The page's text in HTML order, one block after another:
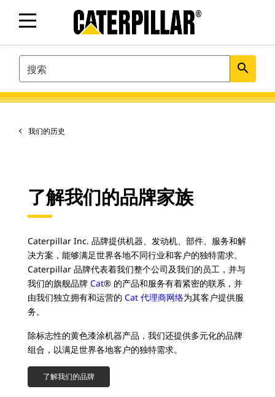
SEARCH search
我们的历史
了解我们的品牌家族
Caterpillar Inc. 品牌提供机器、发动机、部件、服务和解
决方案，能够满足世界各地不同行业和客户的独特需求。
Caterpillar 品牌代表着我们整个公司及我们的员工，并与
我们的旗舰品牌 Cat® 的产品和服务有着紧密的联系，并
由我们独立拥有和运营的 Cat 代理商网络为其客户提供服
务。
除标志性的黄色漆涂机器产品，我们还提供多元化的品牌
组合，以满足世界各地客户的独特需求。
了解我们的品牌